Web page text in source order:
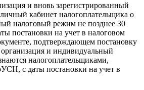
и вновь зарегистрированный
кабинет налогоплательщика о
налоговый режим не позднее 30
постановки на учет в налоговом
подтверждающем постановку
и индивидуальный
налогоплательщиками,
с даты постановки на учет в